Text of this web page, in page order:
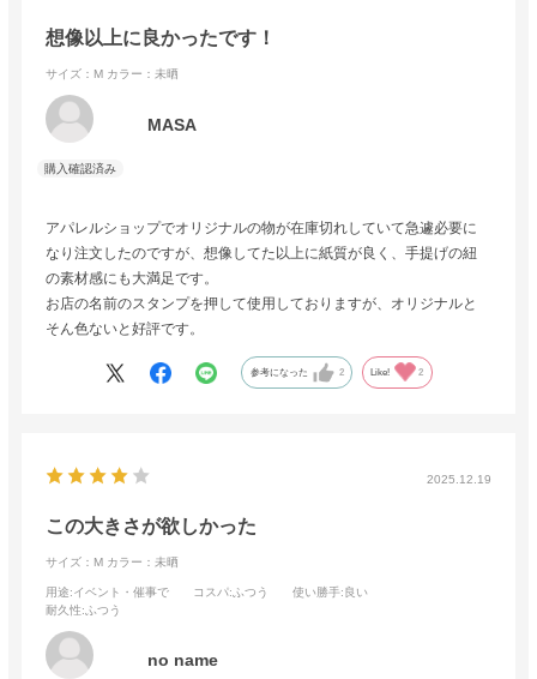
想像以上に良かったです！
サイズ：M カラー：未晒
MASA
アパレルショップでオリジナルの物が在庫切れしていて急遽必要に
なり注文したのですが、想像してた以上に紙質が良く、手提げの紐
の素材感にも大満足です。
お店の名前のスタンプを押して使用しておりますが、オリジナルと
そん色ないと好評です。
参考になった 2 Like! 2
2025.12.19
この大きさが欲しかった
サイズ：M カラー：未晒
用途:イベント・催事で コスパ:ふつう 使い勝手:良い
耐久性:ふつう
no name